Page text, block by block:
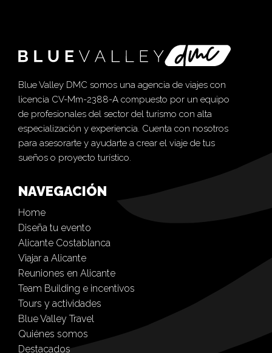
Blue Valley DMC somos una agencia de viajes con
licencia CV-Mm-2388-A compuesto por un equipo
de profesionales del sector del turismo con alta
especialización y experiencia. Cuenta con nosotros
para asesorarte y ayudarte a crear el viaje de tus
sueños o proyecto turístico.
NAVEGACIÓN
Home
Diseña tu evento
Alicante Costablanca
Viajar a Alicante
Reuniones en Alicante
Team Building e incentivos
Tours y actividades
Blue Valley Travel
Quiénes somos
Destacados